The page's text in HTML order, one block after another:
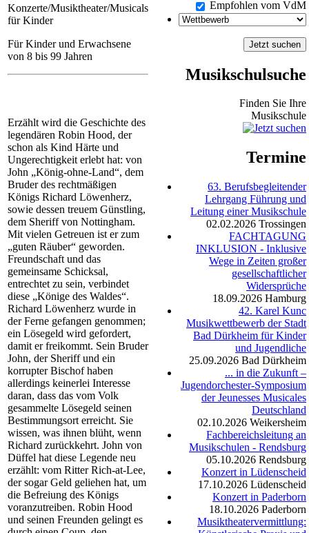
Konzerte/Musiktheater/Musicals
für Kinder
Für Kinder und Erwachsene
von 8 bis 99 Jahren
Erzählt wird die Geschichte des
legendären Robin Hood, der
schon als Kind Härte und
Ungerechtigkeit erlebt hat: von
John „König-ohne-Land“, dem
Bruder des rechtmäßigen
Königs Richard Löwenherz,
sowie dessen treuem Günstling,
dem Sheriff von Nottingham.
Mit vielen Getreuen ist er zum
„guten Räuber“ geworden.
Freundschaft und das
gemeinsame Schicksal,
entrechtet zu sein, verbindet
diese „Könige des Waldes“.
Richard Löwenherz wurde in
der Ferne gefangen genommen;
ein Lösegeld wird gefordert,
damit er freikommt. Sein Bruder
John, der Sheriff und ein
korrupter Bischof haben
allerdings keinerlei Interesse
daran, dass das vom Volk
gesammelte Lösegeld seinen
Bestimmungsort erreicht. Sie
wissen, was ihnen blüht, wenn
Richard zurückkehrt. John von
Düffel hat diese Legende neu
erzählt: vom Ritter Rich-at-Lee,
der sogar Geld geliehen hat, um
die Befreiung des Königs
voranzutreiben. Robin Hood
und seinen Freunden gelingt es
Empfohlen vom VdM
Musikschulsuche
Finden Sie Ihre
Musikschule
Termine
63. Berufsbegleitender
Lehrgang Führung und
Leitung einer Musikschule
02.02.2026 Trossingen
FACHTAGUNG
INKLUSION - Inklusive
Wege in Zeiten großer
gesellschaftlicher
Widersprüche
18.09.2026 Hamburg
42. Karel Kunc
Musikwettbewerb der Stadt
Bad Dürkheim für Kinder
und Jugendliche
25.09.2026 Bad Dürkheim
... in die Zukunft –
Jugendorchester-Symposium
der Jeunesses Musicales
Deutschland
02.10.2026 Weikersheim
Fachbereichsleitung an
Musikschulen - Rendsburg
05.10.2026 Rendsburg
Konzert in Lüdenscheid
17.10.2026 Lüdenscheid
Konzert in Paderborn
18.10.2026 Paderborn
Musiktheatervermittlung: